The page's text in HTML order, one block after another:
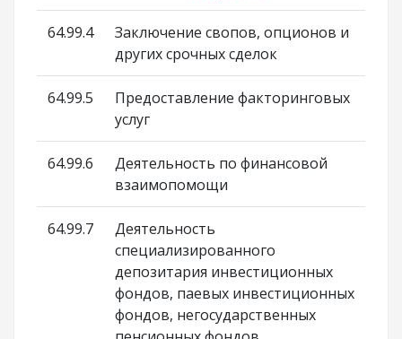
64.99.4
Заключение свопов, опционов и
других срочных сделок
64.99.5
Предоставление факторинговых
услуг
64.99.6
Деятельность по финансовой
взаимопомощи
64.99.7
Деятельность
специализированного
депозитария инвестиционных
фондов, паевых инвестиционных
фондов, негосударственных